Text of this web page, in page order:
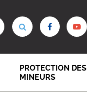
PROTECTION DES
MINEURS